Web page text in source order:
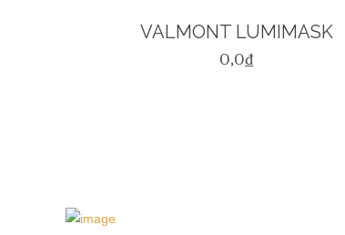
VALMONT LUMIMASK
0,0₫